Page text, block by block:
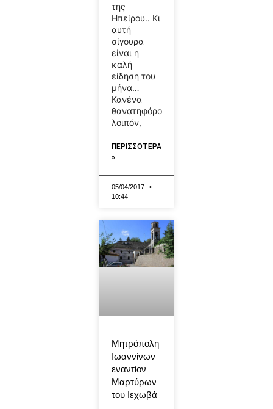
της
Ηπείρου.. Κι
αυτή
σίγουρα
είναι η
καλή
είδηση του
μήνα…
Κανένα
θανατηφόρο
λοιπόν,
ΠΕΡΙΣΣΟΤΕΡΑ
»
05/04/2017
10:44
Μητρόπολη
Ιωαννίνων
εναντίον
Μαρτύρων
του Ιεχωβά